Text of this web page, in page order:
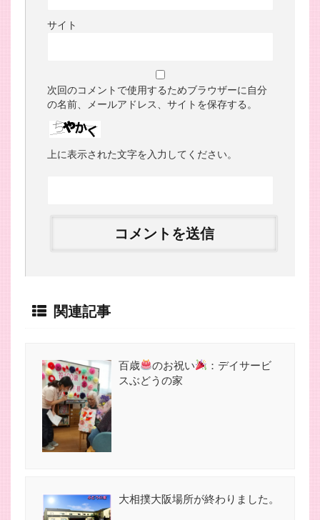
サイト
次回のコメントで使用するためブラウザーに自分
の名前、メールアドレス、サイトを保存する。
上に表示された文字を入力してください。
関連記事
百歳 のお祝い
：デイサービ
スぶどうの家
大相撲大阪場所が終わりました。